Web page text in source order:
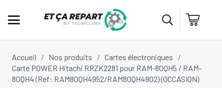
Accueil / Nos produits / Cartes électroniques
/
Carte POWER Hitachi RRZK2281 pour RAM-80QH5 / RAM-
80QH4 (Ref: RAM80QH4952/RAM80QH4902) (OCCASION)